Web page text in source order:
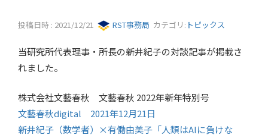
投稿日時 : 2021/12/21 RST事務局 カテゴリ: トピックス
当研究所代表理事・所長の新井紀子の対談記事が掲載さ
れました。
株式会社文藝春秋 文藝春秋 2022年新年特別号
文藝春秋digital 2021年12月21日
新井紀子（数学者）×有働由美子「人類はAIに負けな